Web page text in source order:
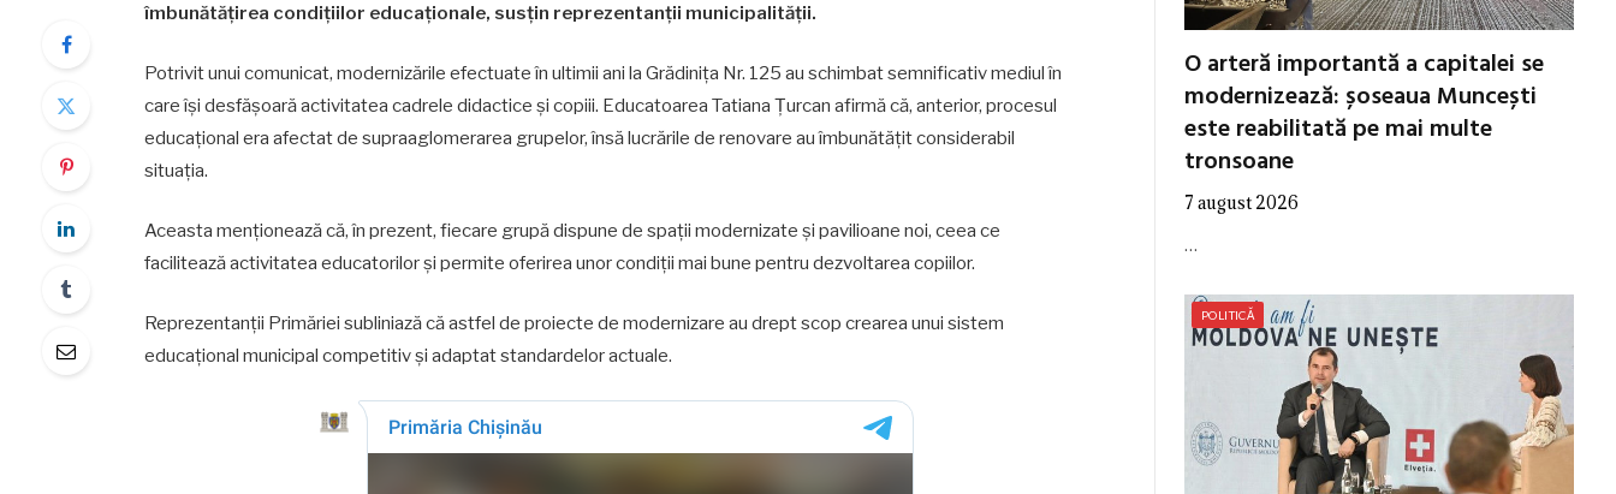
îmbunătățirea condițiilor educaționale, susțin reprezentanții municipalității.
Potrivit unui comunicat, modernizările efectuate în ultimii ani la Grădinița Nr. 125 au schimbat semnificativ mediul în
care își desfășoară activitatea cadrele didactice și copiii. Educatoarea Tatiana Țurcan afirmă că, anterior, procesul
educațional era afectat de supraaglomerarea grupelor, însă lucrările de renovare au îmbunătățit considerabil
situația.
Aceasta menționează că, în prezent, fiecare grupă dispune de spații modernizate și pavilioane noi, ceea ce
facilitează activitatea educatorilor și permite oferirea unor condiții mai bune pentru dezvoltarea copiilor.
Reprezentanții Primăriei subliniază că astfel de proiecte de modernizare au drept scop crearea unui sistem
educațional municipal competitiv și adaptat standardelor actuale.
O arteră importantă a capitalei se
modernizează: șoseaua Muncești
este reabilitată pe mai multe
tronsoane
7 august 2026
…
POLITICĂ